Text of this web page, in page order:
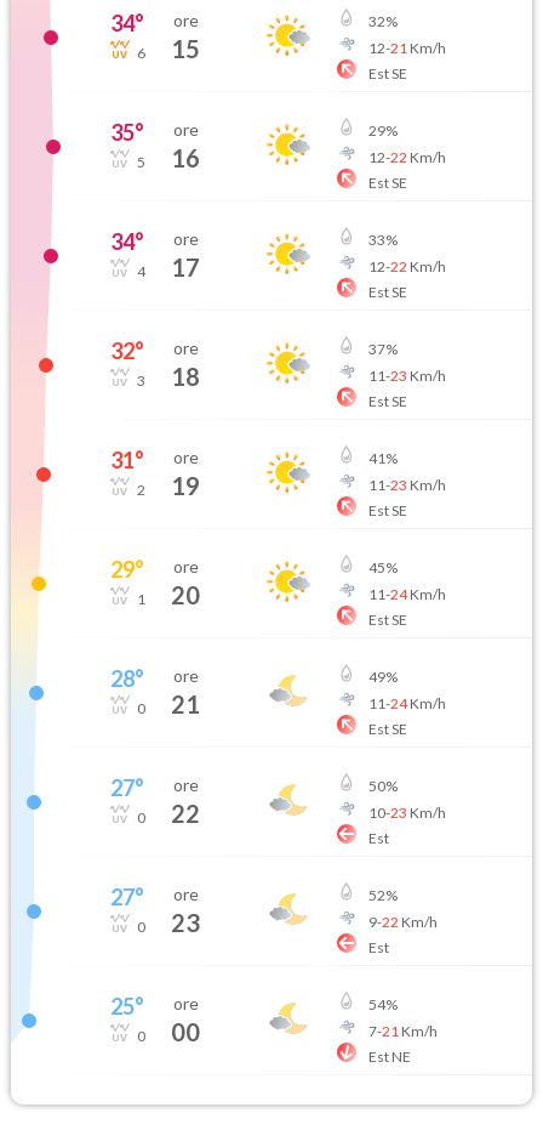
34°
6
ore
15
32%
12-21 Km/h
Est SE
35°
5
ore
16
29%
12-22 Km/h
Est SE
34°
4
ore
17
33%
12-22 Km/h
Est SE
32°
3
ore
18
37%
11-23 Km/h
Est SE
31°
2
ore
19
41%
11-23 Km/h
Est SE
29°
1
ore
20
45%
11-24Km/h
Est SE
28°
0
ore
21
49%
11-24Km/h
Est SE
27°
0
ore
22
50%
10-23 Km/h
Est
27°
0
ore
23
52%
9-22 Km/h
Est
25°
0
ore
00
54%
7-21 Km/h
Est NE